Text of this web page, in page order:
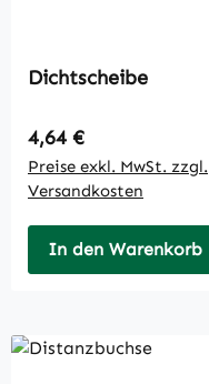
Dichtscheibe
Regulärer Preis:
4,64 €
Preise exkl. MwSt. zzgl.
Versandkosten
In den Warenkorb